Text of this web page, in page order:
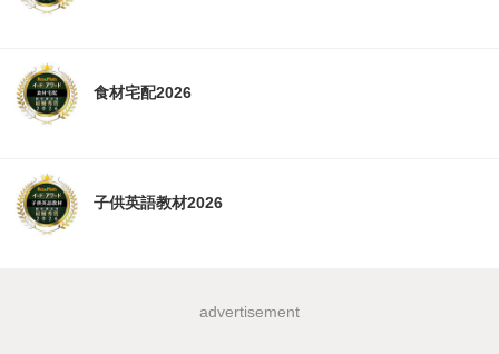
食材宅配2026
子供英語教材2026
advertisement